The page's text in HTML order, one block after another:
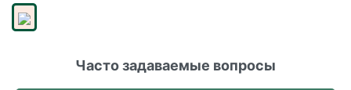
Часто задаваемые вопросы